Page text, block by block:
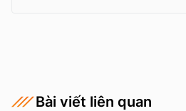
Bài viết liên quan